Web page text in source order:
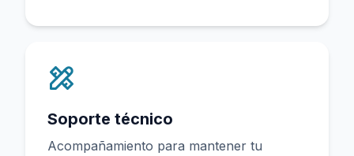
Soporte técnico
Acompañamiento para mantener tu